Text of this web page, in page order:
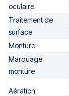
oculaire
Traitement de
surface
Monture
Marquage
monture
Aération